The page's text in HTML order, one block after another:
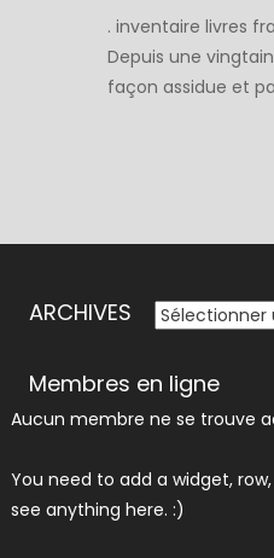
. inventaire livres
Depuis une
façon assidue et
ARCHIVES ARCHIVES
Membres en ligne
Aucun membre ne se trouve
You need to add a widget,
see anything here. :)